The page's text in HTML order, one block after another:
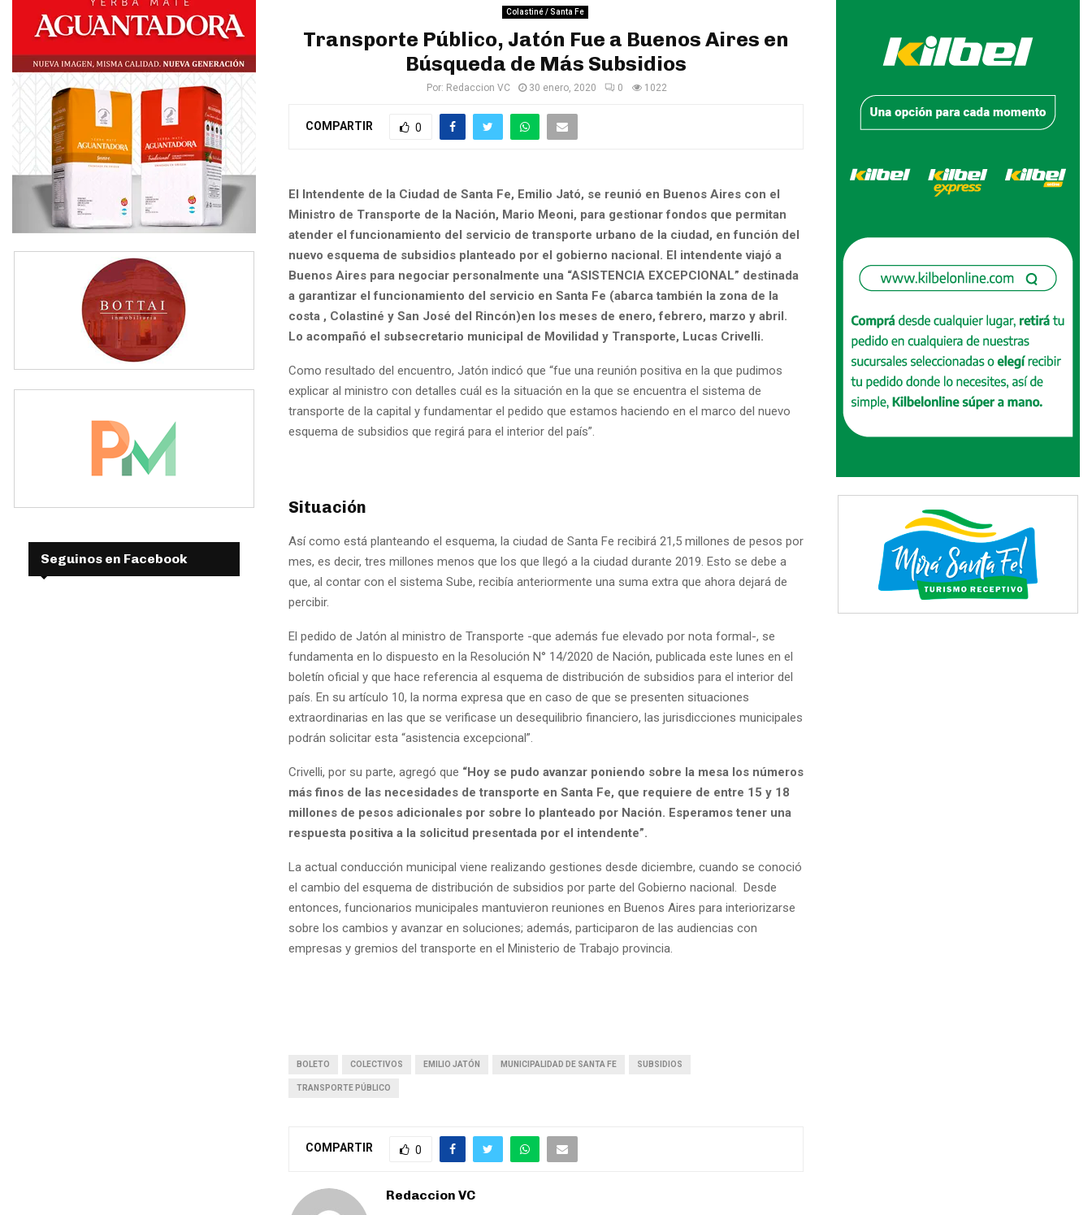
Colastiné / Santa Fe
Transporte Público, Jatón Fue a Buenos Aires en
Búsqueda de Más Subsidios
Por: Redaccion VC 30 enero, 2020 0 1022
COMPARTIR 0
El Intendente de la Ciudad de Santa Fe, Emilio Jató, se reunió en Buenos Aires con el
Ministro de Transporte de la Nación, Mario Meoni, para gestionar fondos que permitan
atender el funcionamiento del servicio de transporte urbano de la ciudad, en función del
nuevo esquema de subsidios planteado por el gobierno nacional. El intendente viajó a
Buenos Aires para negociar personalmente una “ASISTENCIA EXCEPCIONAL” destinada
a garantizar el funcionamiento del servicio en Santa Fe (abarca también la zona de la
costa , Colastiné y San José del Rincón)en los meses de enero, febrero, marzo y abril.
Lo acompañó el subsecretario municipal de Movilidad y Transporte, Lucas Crivelli.
Como resultado del encuentro, Jatón indicó que “fue una reunión positiva en la que pudimos
explicar al ministro con detalles cuál es la situación en la que se encuentra el sistema de
transporte de la capital y fundamentar el pedido que estamos haciendo en el marco del nuevo
esquema de subsidios que regirá para el interior del país”.
Situación
Así como está planteando el esquema, la ciudad de Santa Fe recibirá 21,5 millones de pesos por
mes, es decir, tres millones menos que los que llegó a la ciudad durante 2019. Esto se debe a
que, al contar con el sistema Sube, recibía anteriormente una suma extra que ahora dejará de
percibir.
El pedido de Jatón al ministro de Transporte -que además fue elevado por nota formal-, se
fundamenta en lo dispuesto en la Resolución N° 14/2020 de Nación, publicada este lunes en el
boletín oficial y que hace referencia al esquema de distribución de subsidios para el interior del
país. En su artículo 10, la norma expresa que en caso de que se presenten situaciones
extraordinarias en las que se verificase un desequilibrio financiero, las jurisdicciones municipales
podrán solicitar esta “asistencia excepcional”.
Crivelli, por su parte, agregó que “Hoy se pudo avanzar poniendo sobre la mesa los números
más finos de las necesidades de transporte en Santa Fe, que requiere de entre 15 y 18
millones de pesos adicionales por sobre lo planteado por Nación. Esperamos tener una
respuesta positiva a la solicitud presentada por el intendente”.
La actual conducción municipal viene realizando gestiones desde diciembre, cuando se conoció
el cambio del esquema de distribución de subsidios por parte del Gobierno nacional. Desde
entonces, funcionarios municipales mantuvieron reuniones en Buenos Aires para interiorizarse
sobre los cambios y avanzar en soluciones; además, participaron de las audiencias con
empresas y gremios del transporte en el Ministerio de Trabajo provincia.
BOLETO COLECTIVOS EMILIO JATÓN MUNICIPALIDAD DE SANTA FE SUBSIDIOS
TRANSPORTE PÚBLICO
COMPARTIR 0
Redaccion VC
Seguinos en Facebook